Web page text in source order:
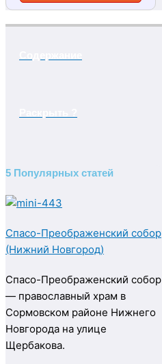
5 Популярных статей
Спасо-Преображенский собор
(Нижний Новгород)
Спасо-Преображенский собор
— православный храм в
Сормовском районе Нижнего
Новгорода на улице
Щербакова.